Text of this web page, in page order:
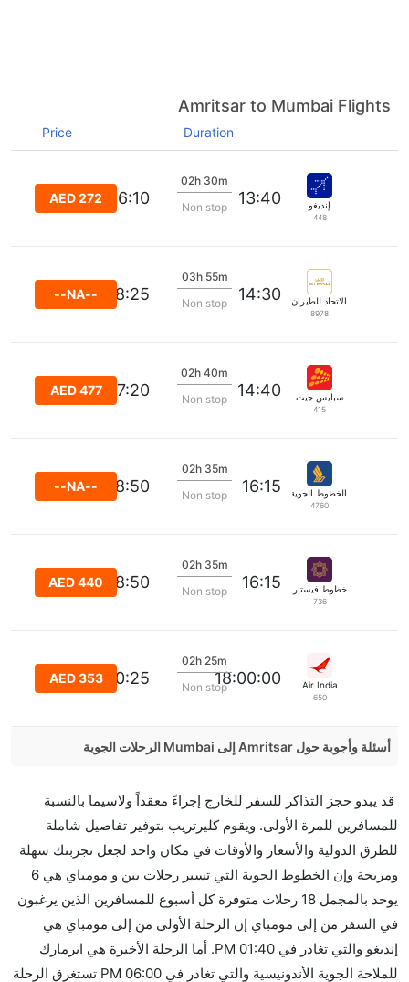
Amritsar to Mumbai Flights
Duration
Price
إنديغو
448
13:40
02h 30m
Non stop
16:10
AED 272
الاتحاد للطيران
8978
14:30
03h 55m
Non stop
18:25
--NA--
سبايس جيت
415
14:40
02h 40m
Non stop
17:20
AED 477
الخطوط الجوية السنغافورية
4760
16:15
02h 35m
Non stop
18:50
--NA--
خطوط فيستارا الجوية
736
16:15
02h 35m
Non stop
18:50
AED 440
Air India
650
18:00:00
02h 25m
Non stop
20:25
AED 353
أسئلة وأجوبة حول Amritsar إلى Mumbai الرحلات الجوية
من إلىمومباي مما تستغرقه الخطوط الجوية الأخرى؟
نعم. توفر كل من IndiGo أسرع رحلات الطيران على هذا
الطريق،
هل توفر شركات الطيران مساحة إضافية للنوم؟
كثير من خطوط طيران درجة رجال الأعمال توفر مساحة
إضافية للنوم.
هل يمكنني حمل طعامي الخاص؟
قد يبدو حجز التذاكر للسفر للخارج إجراءً معقداً ولاسيما بالنسبة
للمسافرين للمرة الأولى. ويقوم كليرتريب بتوفير تفاصيل شاملة
للطرق الدولية والأسعار والأوقات في مكان واحد لجعل تجربتك سهلة
ومريحة وإن الخطوط الجوية التي تسير رحلات بين و مومباي هي 6
يوجد بالمجمل 18 رحلات متوفرة كل أسبوع للمسافرين الذين يرغبون
في السفر من إلى مومباي إن الرحلة الأولى من إلى مومباي هي
إنديغو والتي تغادر في 01:40 PM. أما الرحلة الأخيرة هي ايرمارك
للملاحة الجوية الأندونيسية والتي تغادر في 06:00 PM تستغرق الرحلة